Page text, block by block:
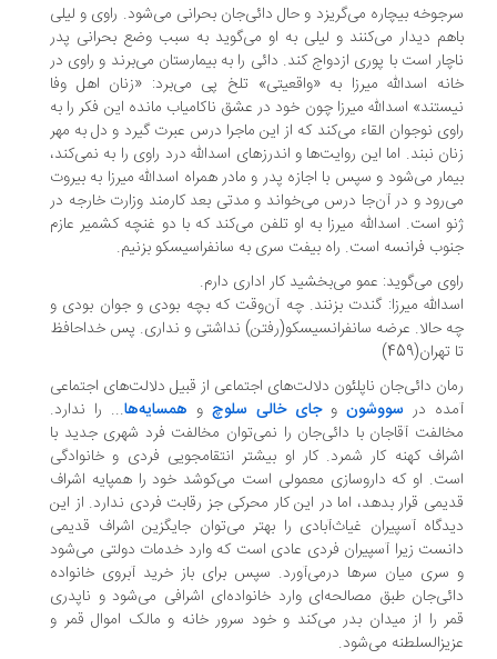
بیچاره می‌گریزد و حال دائی‌جان بحرانی می‌شود. راوی و لیلی‌
دیدار می‌کنند و لیلی به او می‌گوید به سبب وضع بحرانی پدر
است با پوری ازدواج کند. دائی را به بیمارستان می‌برند و راوی‌ در‌
اسدالله میرزا به‌ «واقعیتی‌» تلخ پی می‌برد: «زنان اهل وفا
اسدالله میرزا چون خود در عشق ناکامیاب مانده این فکر را به
نوجوان القاء می‌کند‌ که‌ از این ماجرا درس‌ عبرت‌ گیرد و دل به مهر
نبند. اما این روایت‌ها و اندرزهای اسدالله درد راوی را به نمی‌کند،
می‌شود و سپس با اجازه پدر و مادر همراه اسدالله میرزا به بیروت‌
و در آن‌جا درس می‌خواند و مدتی بعد کارمند وزارت خارجه در
است. اسدالله میرزا به او تلفن می‌کند که با دو غنچه کشمیر عازم
فرانسه است. راه بیفت‌ سری‌ به سانفراسیسکو‌ بزنیم.
می‌گوید: عمو می‌بخشید کار اداری دارم.
میرزا: گندت بزنند. چه آن‌وقت که بچه‌ بودی و جوان بودی و
حالا. عرضه سانفرانسیسکو(رفتن) نداشتی و نداری. پس‌ خداحافظ‌
دائی‌جان ناپلئون دلالت‌های اجتماعی از قبیل دلالت‌های اجتماعی
درسووشونوجای خالی سلوچ‌ و ‌‌همسایه‌ها‌... را ندارد.
آقاجان با دائی‌جان را نمی‌توان مخالفت فرد شهری جدید با‌
کهنه‌ کار شمرد. کار او بیشتر انتقامجویی فردی و خانوادگی
او که داروسازی معمولی است می‌کوشد‌ خود را همپایه اشراف
قرار بدهد، اما در این کار محرکی جز‌ رقابت فردی ندارد. از‌ این‌
آسپیران غیاث‌آبادی را بهتر می‌توان جایگزین اشراف قدیمی
زیرا آسپیران فردی عادی است که وارد خدمات دولتی می‌شود
میان سرها درمی‌آورد. سپس برای باز خرید آبروی خانواده
طبق مصالحه‌ای وارد خانواده‌ای اشرافی می‌شود و ناپدری
را از میدان بدر می‌کند و خود سرور خانه و مالک اموال قمر و
می‌شود.